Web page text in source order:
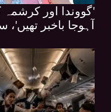
'گووندا اور
آہوجا باخبر تھیں'،